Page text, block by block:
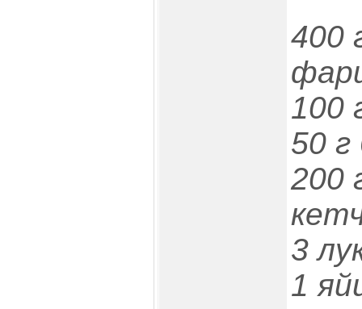
400
100
50 г
200
3
1